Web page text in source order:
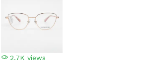
2.7K views